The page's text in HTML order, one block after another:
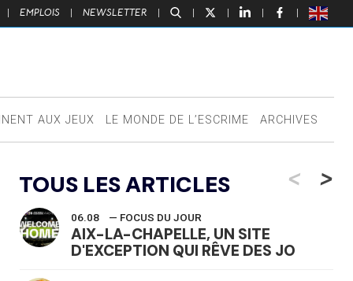
| EMPLOIS | NEWSLETTER | | | | |
AUX JEUX LE MONDE DE L’ESCRIME ARCHIVES
TOUS LES ARTICLES <
06.08 — FOCUS DU JOUR
AIX-LA-CHAPELLE, UN SITE
D'EXCEPTION QUI RÊVE DES JO
>